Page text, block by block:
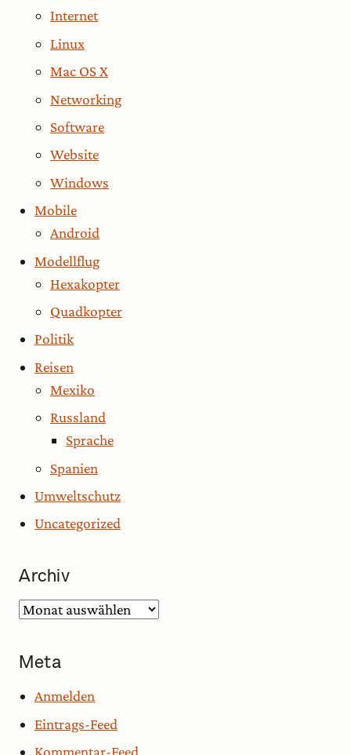
Internet
Linux
Mac OS X
Networking
Software
Website
Windows
Mobile
Android
Modellflug
Hexakopter
Quadkopter
Politik
Reisen
Mexiko
Russland
Sprache
Spanien
Umweltschutz
Uncategorized
Archiv
Archiv
Meta
Anmelden
Eintrags-Feed
Kommentar-Feed